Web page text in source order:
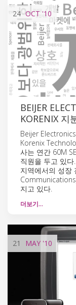
24 OCT '10
BEIJER
KORENIX 지
Beijer
Korenix
사는 연간 60M
직원을 두고 있
지역에서의 성장
지고 있다.
더보기…
21 MAY '10